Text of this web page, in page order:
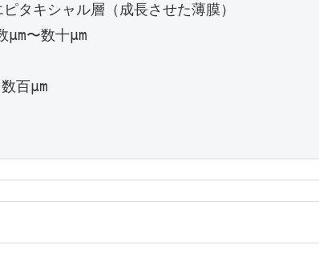
キシャル層（成長させた薄膜）
〜数十μm
百μm